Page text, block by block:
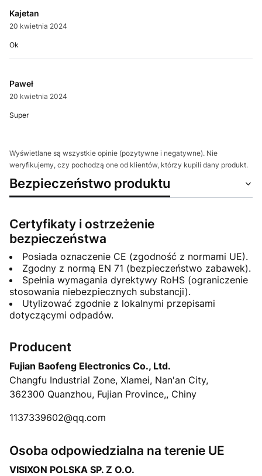
Kajetan
20 kwietnia 2024
Ok
Paweł
20 kwietnia 2024
Super
Wyświetlane są wszystkie opinie (pozytywne i negatywne). Nie
weryfikujemy, czy pochodzą one od klientów, którzy kupili dany produkt.
Bezpieczeństwo produktu
Certyfikaty i ostrzeżenie
bezpieczeństwa
Posiada oznaczenie CE (zgodność z normami UE).
Zgodny z normą EN 71 (bezpieczeństwo zabawek).
Spełnia wymagania dyrektywy RoHS (ograniczenie
stosowania niebezpiecznych substancji).
Utylizować zgodnie z lokalnymi przepisami
dotyczącymi odpadów.
Producent
Fujian Baofeng Electronics Co., Ltd.
Changfu Industrial Zone, XIamei, Nan'an City,
362300 Quanzhou, Fujian Province,, Chiny
1137339602@qq.com
Osoba odpowiedzialna na terenie UE
VISIXON POLSKA SP. Z O.O.